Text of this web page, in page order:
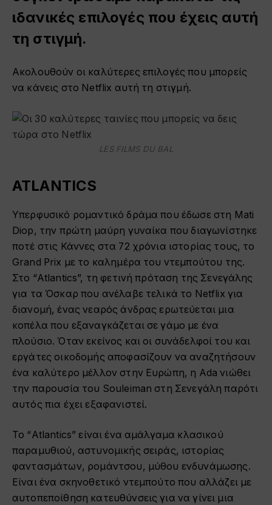
ιδανικές επιλογές που έχεις αυτή
τη στιγμή.
Ακολουθούν οι καλύτερες επιλογές που μπορείς
να κάνεις στο Netflix αυτή τη στιγμή.
LES FILMS DU BAL
ATLANTICS
Υπερφυσικό ρομαντικό δράμα που έδωσε στη Mati
Diop, την πρώτη μαύρη γυναίκα που διαγωνίστηκε
ποτέ στις Κάννες στα 72 χρόνια ιστορίας τους, το
Grand Prix με το καλημέρα του ντεμπούτου της.
Στο “Atlantics”, τη φετινή πρόταση της Σενεγάλης
για τα Όσκαρ που ανέλαβε τελικά το Netflix για
διανομή, ένας νεαρός άνδρας ερωτεύεται μια
κοπέλα που εξαναγκάζεται σε γάμο με ένα
πλούσιο. Όταν εκείνος και οι συνάδελφοί του και
εργάτες οικοδομής αποφασίζουν να αναζητήσουν
ένα καλύτερο μέλλον στην Ευρώπη, η Ada νιώθει
την παρουσία του Souleiman στη Σενεγάλη παρότι
αυτός πια έχει εξαφανιστεί.
Το “Atlantics” είναι ένα αμάλγαμα κλασικού
παραμυθιού, αστυνομικής σειράς, ιστορίας
φαντασμάτων, ρομάντσου, μύθου ενδυνάμωσης.
Είναι ένα σκηνοθετικό ντεμπούτο που αλλάζει με
αυτοπεποίθηση κατευθύνσεις για να γίνει μια